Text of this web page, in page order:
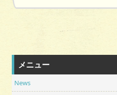
メニュー
News